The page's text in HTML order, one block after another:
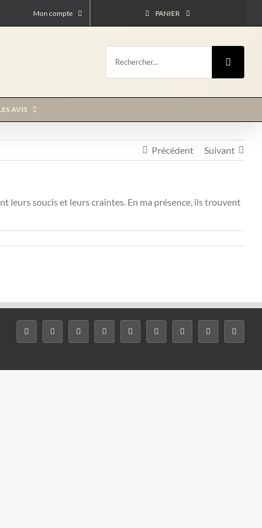
Mon compte PANIER
Rechercher:
AVIS
Précédent Suivant
leurs soucis et leurs craintes. En ma présence, ils trouvent